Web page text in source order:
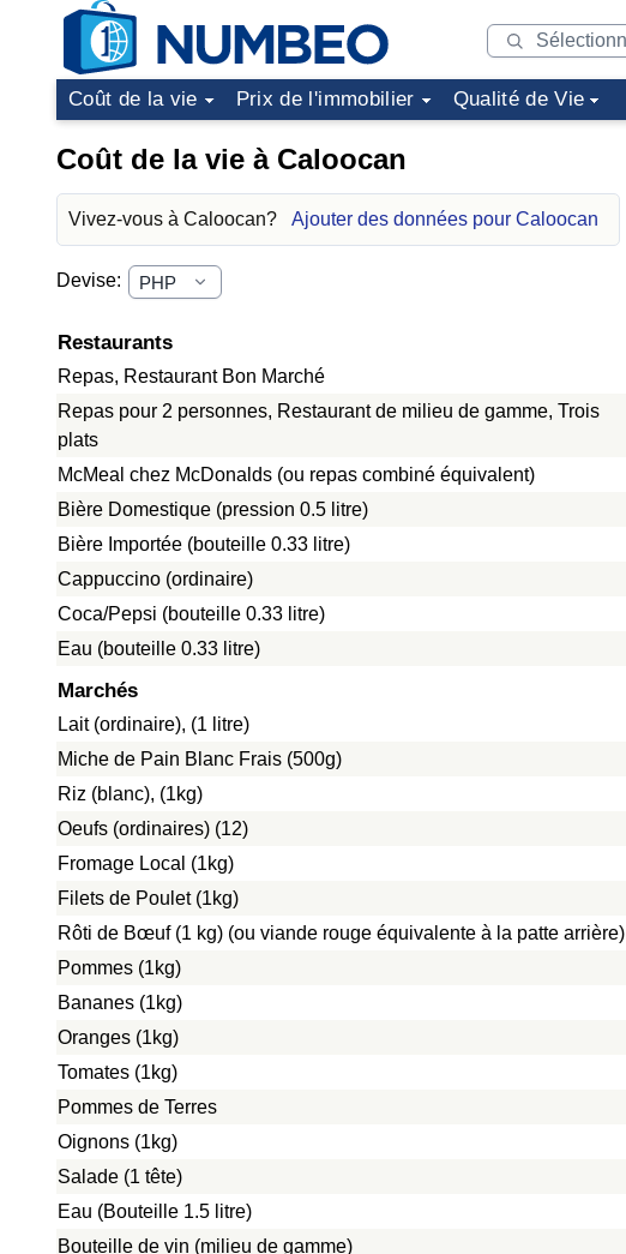
Coût de la vie Prix de l'immobilier Qualité de Vie
Coût de la vie à Caloocan
Vivez-vous à Caloocan? Ajouter des données pour Caloocan
Devise:
Restaurants
Repas, Restaurant Bon Marché
Repas pour 2 personnes, Restaurant de milieu de gamme, Trois
plats
McMeal chez McDonalds (ou repas combiné équivalent)
Bière Domestique (pression 0.5 litre)
Bière Importée (bouteille 0.33 litre)
Cappuccino (ordinaire)
Coca/Pepsi (bouteille 0.33 litre)
Eau (bouteille 0.33 litre)
Marchés
Lait (ordinaire), (1 litre)
Miche de Pain Blanc Frais (500g)
Riz (blanc), (1kg)
Oeufs (ordinaires) (12)
Fromage Local (1kg)
Filets de Poulet (1kg)
Rôti de Bœuf (1 kg) (ou viande rouge équivalente à la patte arrière)
Pommes (1kg)
Bananes (1kg)
Oranges (1kg)
Tomates (1kg)
Pommes de Terres
Oignons (1kg)
Salade (1 tête)
Eau (Bouteille 1.5 litre)
Bouteille de vin (milieu de gamme)